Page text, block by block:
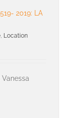
2019: LA
Location